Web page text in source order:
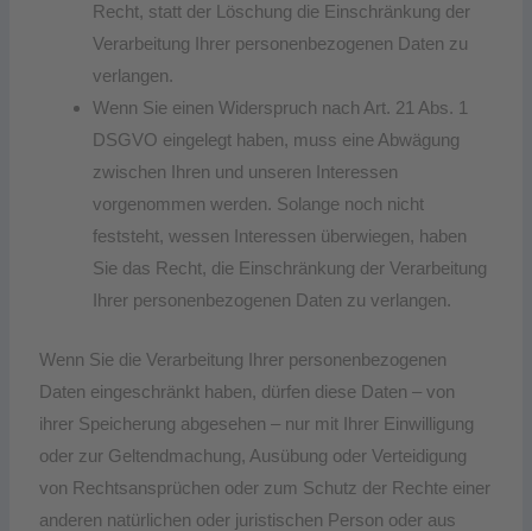
Recht, statt der Löschung die Einschränkung der
Verarbeitung Ihrer personenbezogenen Daten zu
verlangen.
Wenn Sie einen Widerspruch nach Art. 21 Abs. 1
DSGVO eingelegt haben, muss eine Abwägung
zwischen Ihren und unseren Interessen
vorgenommen werden. Solange noch nicht
feststeht, wessen Interessen überwiegen, haben
Sie das Recht, die Einschränkung der Verarbeitung
Ihrer personenbezogenen Daten zu verlangen.
Wenn Sie die Verarbeitung Ihrer personenbezogenen
Daten eingeschränkt haben, dürfen diese Daten – von
ihrer Speicherung abgesehen – nur mit Ihrer Einwilligung
oder zur Geltendmachung, Ausübung oder Verteidigung
von Rechtsansprüchen oder zum Schutz der Rechte einer
anderen natürlichen oder juristischen Person oder aus